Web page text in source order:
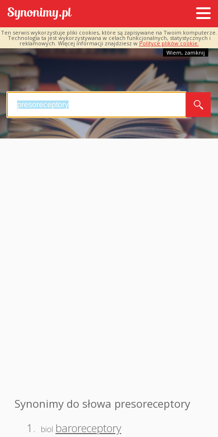
Ten serwis wykorzystuje pliki cookies, które są zapisywane na Twoim komputerze.
Technologia ta jest wykorzystywana w celach funkcjonalnych, statystycznych i
reklamowych. Więcej informacji znajdziesz w Polityce plików cookie.
Wiem, zamknij
Synonimy do słowa presoreceptory
1.
biol baroreceptory